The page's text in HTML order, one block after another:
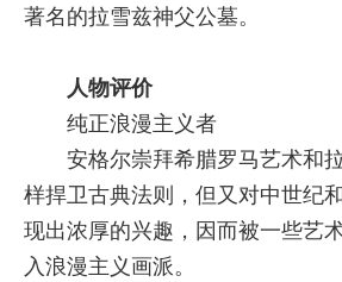
著名的拉雪兹神父公墓。
人物评价
纯正浪漫主义者
安格尔崇拜希腊罗马艺术和
样捍卫古典法则，但又对中世纪
现出浓厚的兴趣，因而被一些艺
入浪漫主义画派。